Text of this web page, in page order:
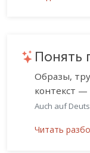
Понять
Образы,
контекст —
Auch auf
Читать